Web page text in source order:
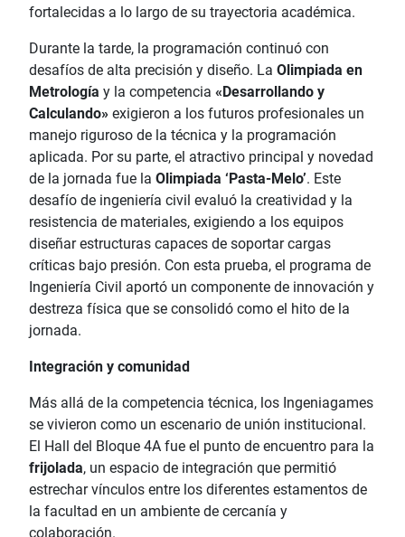
fortalecidas a lo largo de su trayectoria académica.
Durante la tarde, la programación continuó con
desafíos de alta precisión y diseño. La Olimpiada en
Metrología y la competencia «Desarrollando y
Calculando» exigieron a los futuros profesionales un
manejo riguroso de la técnica y la programación
aplicada. Por su parte, el atractivo principal y novedad
de la jornada fue la Olimpiada ‘Pasta-Melo’. Este
desafío de ingeniería civil evaluó la creatividad y la
resistencia de materiales, exigiendo a los equipos
diseñar estructuras capaces de soportar cargas
críticas bajo presión. Con esta prueba, el programa de
Ingeniería Civil aportó un componente de innovación y
destreza física que se consolidó como el hito de la
jornada.
Integración y comunidad
Más allá de la competencia técnica, los Ingeniagames
se vivieron como un escenario de unión institucional.
El Hall del Bloque 4A fue el punto de encuentro para la
frijolada, un espacio de integración que permitió
estrechar vínculos entre los diferentes estamentos de
la facultad en un ambiente de cercanía y
colaboración.